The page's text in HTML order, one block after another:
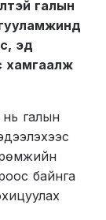
галын
эд
хамгаалж
галын
байнга